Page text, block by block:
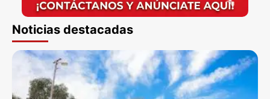
Noticias destacadas